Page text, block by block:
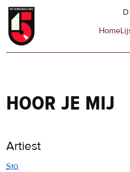
Overslaan
naar
Home
hoor je mij
Artiest
S10